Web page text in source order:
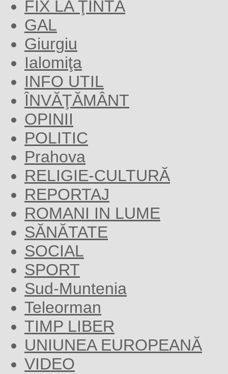
FIX LA ŢINTĂ
GAL
Giurgiu
Ialomiţa
INFO UTIL
ÎNVĂŢĂMÂNT
OPINII
POLITIC
Prahova
RELIGIE-CULTURĂ
REPORTAJ
ROMANI IN LUME
SĂNĂTATE
SOCIAL
SPORT
Sud-Muntenia
Teleorman
TIMP LIBER
UNIUNEA EUROPEANĂ
VIDEO